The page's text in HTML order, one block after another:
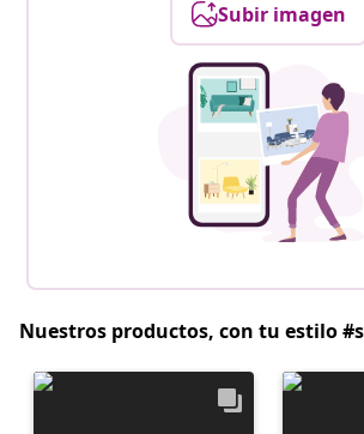
Subir imagen
Nuestros productos, con tu estilo